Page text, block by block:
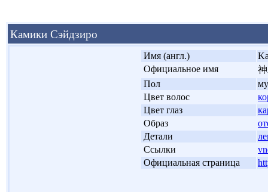
Камики Сэйдзиро
Имя (англ.)
Официальное имя
Пол
Цвет волос
Цвет глаз
Образ
Детали
Ссылки
Официальная страница